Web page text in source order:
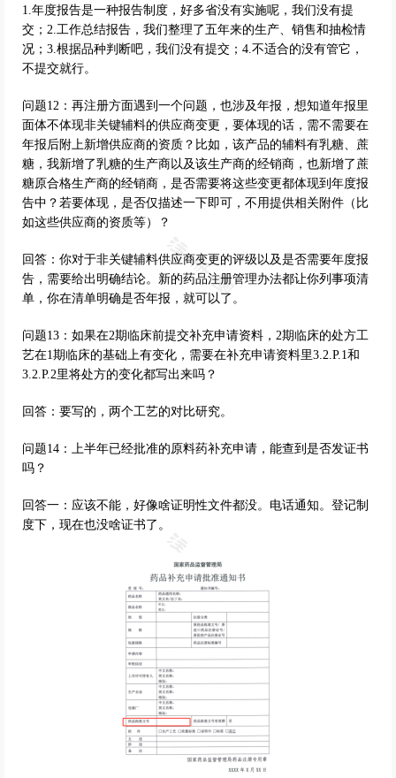
1.年度报告是一种报告制度，好多省没有实施呢，我们没有提
交；2.工作总结报告，我们整理了五年来的生产、销售和抽检情
况；3.根据品种判断吧，我们没有提交；4.不适合的没有管它，
不提交就行。
问题12：再注册方面遇到一个问题，也涉及年报，想知道年报里
面体不体现非关键辅料的供应商变更，要体现的话，需不需要在
年报后附上新增供应商的资质？比如，该产品的辅料有乳糖、蔗
糖，我新增了乳糖的生产商以及该生产商的经销商，也新增了蔗
糖原合格生产商的经销商，是否需要将这些变更都体现到年度报
告中？若要体现，是否仅描述一下即可，不用提供相关附件（比
如这些供应商的资质等）？
回答：你对于非关键辅料供应商变更的评级以及是否需要年度报
告，需要给出明确结论。新的药品注册管理办法都让你列事项清
单，你在清单明确是否年报，就可以了。
问题13：如果在2期临床前提交补充申请资料，2期临床的处方工
艺在1期临床的基础上有变化，需要在补充申请资料里3.2.P.1和
3.2.P.2里将处方的变化都写出来吗？
回答：要写的，两个工艺的对比研究。
问题14：上半年已经批准的原料药补充申请，能查到是否发证书
吗？
回答一：应该不能，好像啥证明性文件都没。电话通知。登记制
度下，现在也没啥证书了。